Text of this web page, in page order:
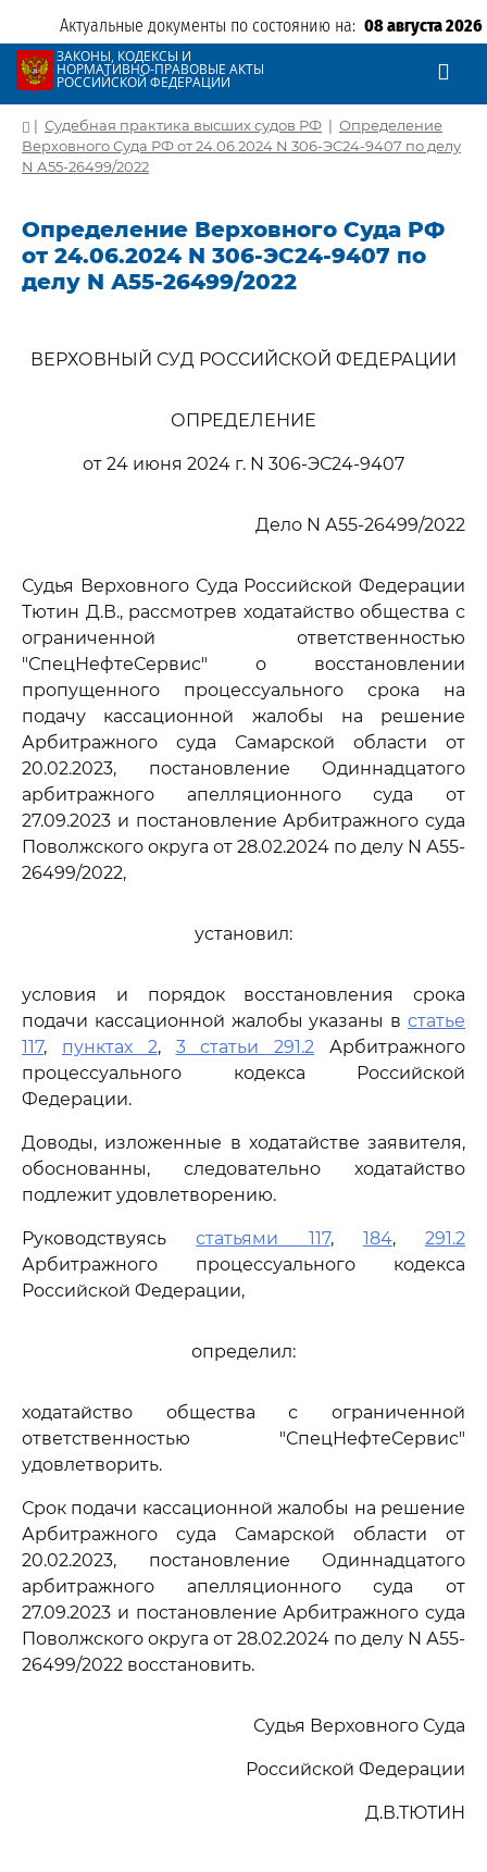
Актуальные документы по состоянию на: 08 августа 2026
ЗАКОНЫ, КОДЕКСЫ И
НОРМАТИВНО-ПРАВОВЫЕ АКТЫ
РОССИЙСКОЙ ФЕДЕРАЦИИ
| Судебная практика высших судов РФ | Определение
Верховного Суда РФ от 24.06.2024 N 306-ЭС24-9407 по делу
N А55-26499/2022
Определение Верховного Суда РФ
от 24.06.2024 N 306-ЭС24-9407 по
делу N А55-26499/2022
ВЕРХОВНЫЙ СУД РОССИЙСКОЙ ФЕДЕРАЦИИ
ОПРЕДЕЛЕНИЕ
от 24 июня 2024 г. N 306-ЭС24-9407
Дело N А55-26499/2022
Судья Верховного Суда Российской Федерации
Тютин Д.В., рассмотрев ходатайство общества с
ограниченной ответственностью
"СпецНефтеСервис" о восстановлении
пропущенного процессуального срока на
подачу кассационной жалобы на решение
Арбитражного суда Самарской области от
20.02.2023, постановление Одиннадцатого
арбитражного апелляционного суда от
27.09.2023 и постановление Арбитражного суда
Поволжского округа от 28.02.2024 по делу N А55-
26499/2022,
установил:
условия и порядок восстановления срока
подачи кассационной жалобы указаны в статье
117, пунктах 2, 3 статьи 291.2 Арбитражного
процессуального кодекса Российской
Федерации.
Доводы, изложенные в ходатайстве заявителя,
обоснованны, следовательно ходатайство
подлежит удовлетворению.
Руководствуясьстатьями 117, 184, 291.2
Арбитражного процессуального кодекса
Российской Федерации,
определил:
ходатайство общества с ограниченной
ответственностью "СпецНефтеСервис"
удовлетворить.
Срок подачи кассационной жалобы на решение
Арбитражного суда Самарской области от
20.02.2023, постановление Одиннадцатого
арбитражного апелляционного суда от
27.09.2023 и постановление Арбитражного суда
Поволжского округа от 28.02.2024 по делу N А55-
26499/2022 восстановить.
Судья Верховного Суда
Российской Федерации
Д.В.ТЮТИН